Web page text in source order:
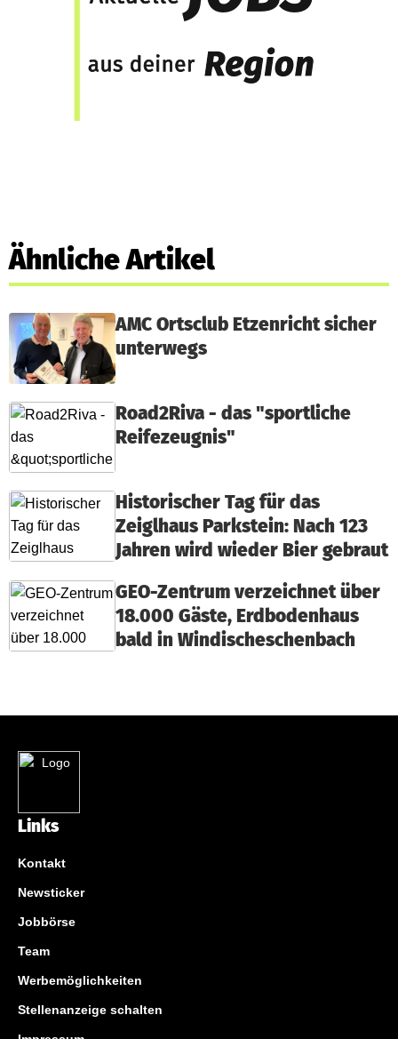
Ähnliche Artikel
AMC Ortsclub Etzenricht sicher
unterwegs
Road2Riva - das "sportliche
Reifezeugnis"
Historischer Tag für das
Zeiglhaus Parkstein: Nach 123
Jahren wird wieder Bier gebraut
GEO-Zentrum verzeichnet über
18.000 Gäste, Erdbodenhaus
bald in Windischeschenbach
Links
Kontakt
Newsticker
Jobbörse
Team
Werbemöglichkeiten
Stellenanzeige schalten